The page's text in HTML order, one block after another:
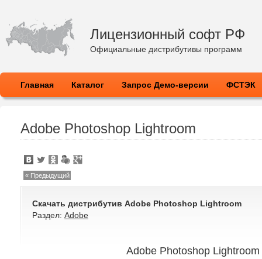
Лицензионный софт РФ
Официальные дистрибутивы программ
Главная Каталог Запрос Демо-версии ФСТЭК
Adobe Photoshop Lightroom
« Предыдущий
Скачать дистрибутив Adobe Photoshop Lightroom
Раздел: Adobe
Adobe Photoshop Lightroom